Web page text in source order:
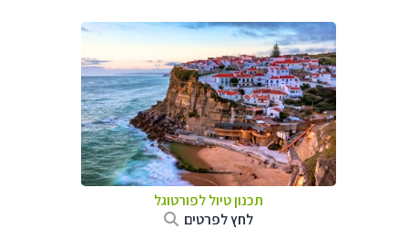
תכנון טיול לפורטוגל
לחץ לפרטים